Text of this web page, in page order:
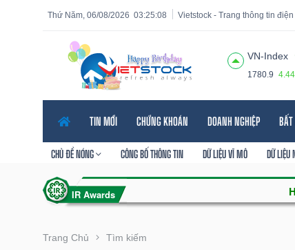
03:25:10
Thứ Năm, 06/08/2026 Vietstock - Trang thông tin
VN-Index
1780.9 4.44
TIN MỚI CHỨNG KHOÁN DOANH NGHIỆP
CHỦ ĐỀ NÓNG CÔNG BỐ THÔNG TIN DỮ LIỆU VĨ MÔ DỮ LIỆU
Trang Chủ Tìm kiếm
Tính năng
năng
VIETSTOCK